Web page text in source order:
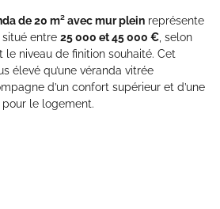
de 20 m² avec mur plein représente
entre 25 000 et 45 000 € , selon
le niveau de finition souhaité. Cet
élevé qu’une véranda vitrée
d’un confort supérieur et d’une
le logement.